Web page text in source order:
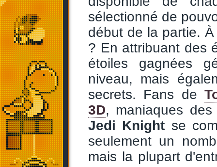
sélectionné de
début de la partie.
? En attribuant des
étoiles gagnées
niveau, mais
secrets. Fans de
3D, maniaques
Jedi Knight se
seulement un
mais la plupart